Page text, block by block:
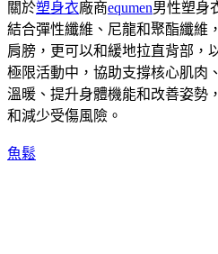
關於塑身衣廠商equmen男性塑身
結合彈性纖維、尼龍和聚酯纖維
肩膀，更可以和緩地拉直背部，
極限活動中，協助支撐核心肌肉
溫暖、提升身體機能和改善姿勢
和減少受傷風險。
魚鬆